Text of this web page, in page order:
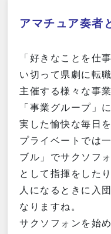
アマチュア奏者
「好きなことを仕
い切って県劇に転
主催する様々な事
「事業グループ」
実した愉快な毎日
プライベートでは
ブル」でサクソフ
として指揮をした
人になるときに入
なりますね。
サクソフォンを始